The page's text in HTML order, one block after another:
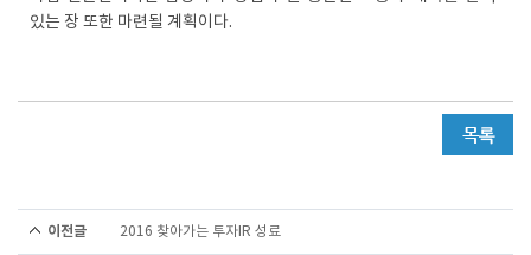
있는 장 또한 마련될 계획이다.
이전글 2016 찾아가는 투자IR 성료